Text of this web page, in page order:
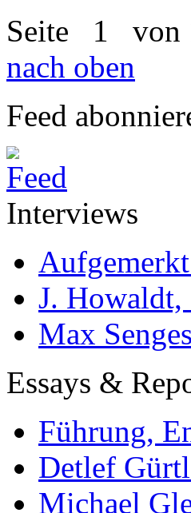
Seite 1 von
nach oben
Feed
Interviews
J. Howaldt,
Max
Essays &
Führung,
Detlef
Michael